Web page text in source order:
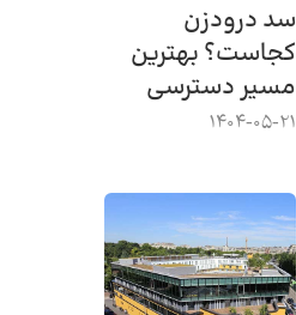
سد درودزن
کجاست؟ بهترین
مسیر دسترسی
1404-05-21